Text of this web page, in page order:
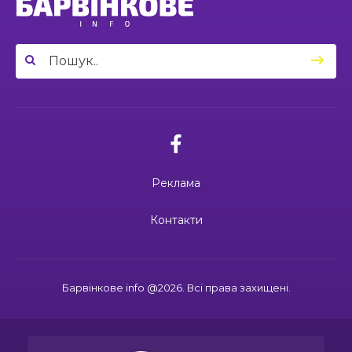
03:49
Сергій Козаков і Валерій Павленко: різні долі,
один вибір — захищати Україну
04:27
Барвінківського ліцею №1 пройшли фахове
03.07.2026
Вони віддали життя за Україну: 3
липня вшановуємо пам’ять Миколи
Поки звучить материнська молитва,
живе пам’ять
Барвінкове info @2026. Всі права захищені.
Реклама
Контакти